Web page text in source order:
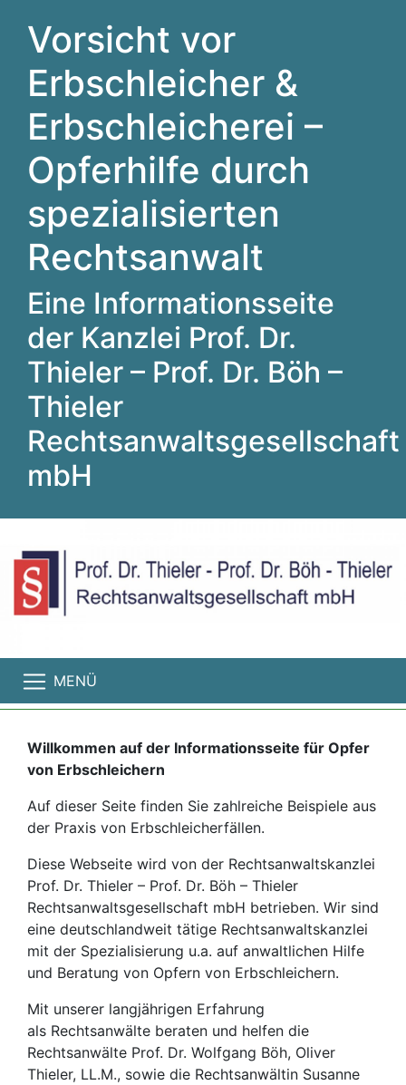
Vorsicht vor
Erbschleicher &
Erbschleicherei –
Opferhilfe durch
spezialisierten
Rechtsanwalt
Eine Informationsseite
der Kanzlei Prof. Dr.
Thieler – Prof. Dr. Böh –
Thieler
Rechtsanwaltsgesellschaft
mbH
MENÜ
Willkommen auf der Informationsseite für Opfer
von Erbschleichern
Auf dieser Seite finden Sie zahlreiche Beispiele aus
der Praxis von Erbschleicherfällen.
Diese Webseite wird von der Rechtsanwaltskanzlei
Prof. Dr. Thieler – Prof. Dr. Böh – Thieler
Rechtsanwaltsgesellschaft mbH betrieben. Wir sind
eine deutschlandweit tätige Rechtsanwaltskanzlei
mit der Spezialisierung u.a. auf anwaltlichen Hilfe
und Beratung von Opfern von Erbschleichern.
Mit unserer langjährigen Erfahrung
als Rechtsanwälte beraten und helfen die
Rechtsanwälte Prof. Dr. Wolfgang Böh, Oliver
Thieler, LL.M., sowie die Rechtsanwältin Susanne